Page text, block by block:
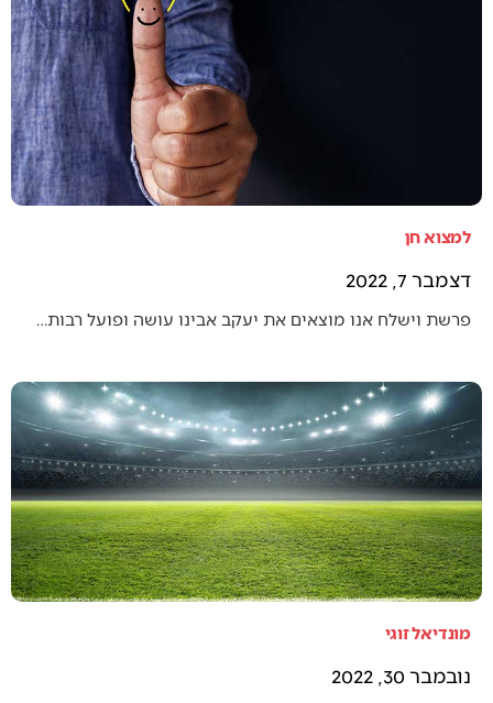
למצוא חן
דצמבר 7, 2022
פרשת וישלח אנו מוצאים את יעקב אבינו עושה ופועל רבות…
מונדיאל זוגי
נובמבר 30, 2022